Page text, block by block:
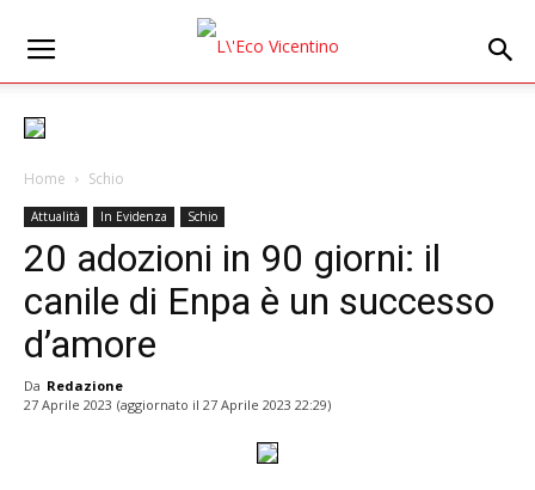
Home Schio
Attualità In Evidenza Schio
20 adozioni in 90 giorni: il
canile di Enpa è un successo
d’amore
Da Redazione
27 Aprile 2023 (aggiornato il 27 Aprile 2023 22:29)